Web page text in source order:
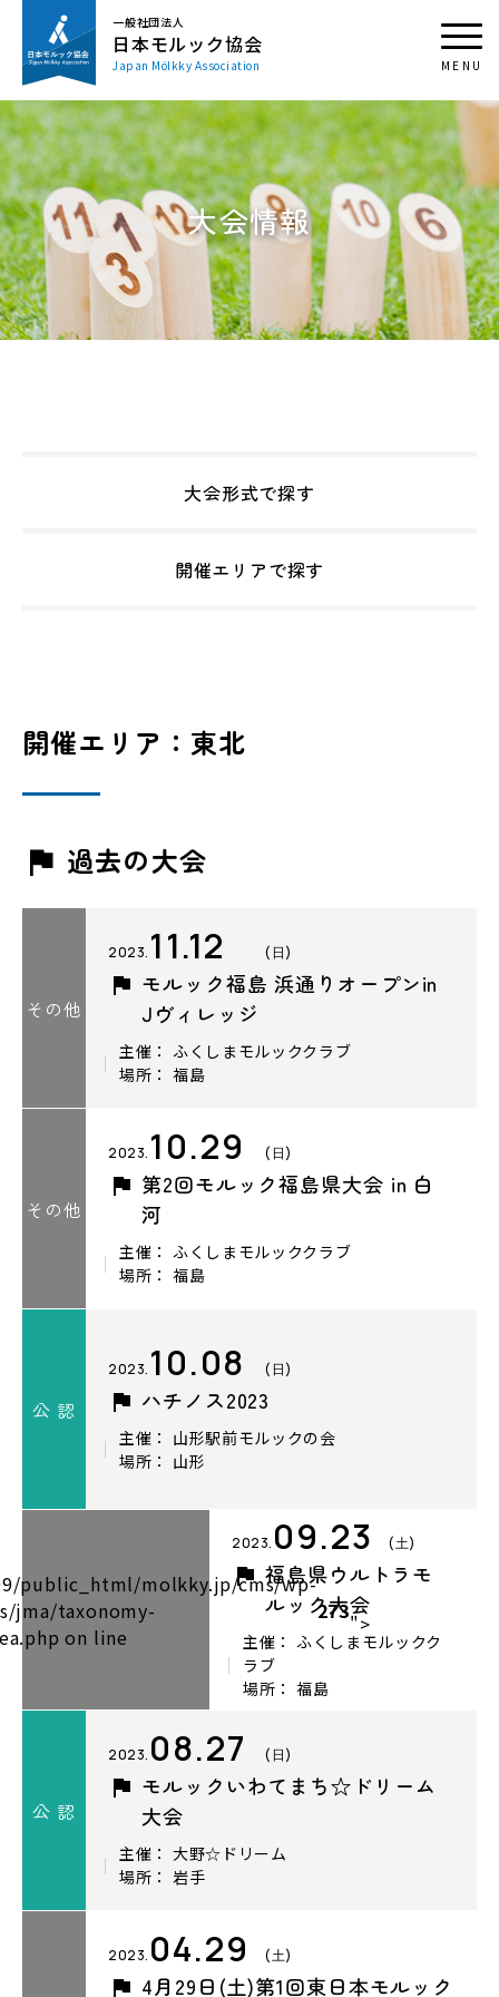
一般社団法人
日本モルック協会
Japan Mölkky Association
大会情報
大会形式で探す
開催エリアで探す
開催エリア：東北
過去の大会
その他
2023. 11.12 (日)
モルック福島 浜通りオープンin
Jヴィレッジ
主催： ふくしまモルッククラブ
場所： 福島
その他
2023. 10.29 (日)
第2回モルック福島県大会 in 白
河
主催： ふくしまモルッククラブ
場所： 福島
公 認
2023. 10.08 (日)
ハチノス2023
主催： 山形駅前モルックの会
場所： 山形
public_html/molkky.jp/cms/wp-
jma/taxonomy-
on line
273">
2023. 09.23 (土)
福島県ウルトラモ
ルック大会
主催： ふくしまモルックク
ラブ
場所： 福島
公 認
2023. 08.27 (日)
モルックいわてまち☆ドリーム
大会
主催： 大野☆ドリーム
場所： 岩手
2023. 04.29 (土)
4月29日(土)第1回東日本モルック